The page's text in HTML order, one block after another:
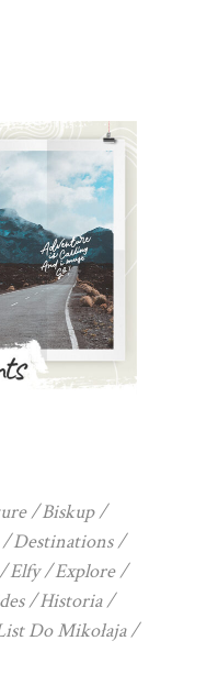
Biskup
Destinations
Elfy
Explore
Historia
Do Mikołaja